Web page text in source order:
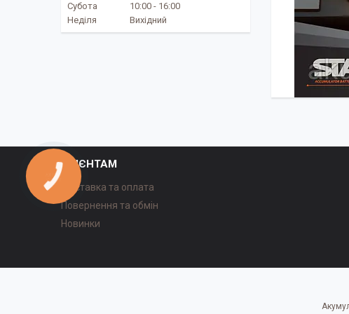
Субота
10:00
16:00
Неділя
Вихідний
КЛІЄНТАМ
Доставка та оплата
Повернення та обмін
Новинки
КНОПКА
ЗВ'ЯЗКУ